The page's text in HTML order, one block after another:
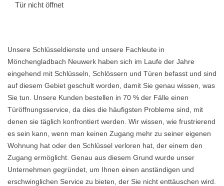
Tür nicht öffnet
Unsere Schlüsseldienste und unsere Fachleute in
Mönchengladbach Neuwerk haben sich im Laufe der Jahre
eingehend mit Schlüsseln, Schlössern und Türen befasst und sind
auf diesem Gebiet geschult worden, damit Sie genau wissen, was
Sie tun. Unsere Kunden bestellen in 70 % der Fälle einen
Türöffnungsservice, da dies die häufigsten Probleme sind, mit
denen sie täglich konfrontiert werden. Wir wissen, wie frustrierend
es sein kann, wenn man keinen Zugang mehr zu seiner eigenen
Wohnung hat oder den Schlüssel verloren hat, der einem den
Zugang ermöglicht. Genau aus diesem Grund wurde unser
Unternehmen gegründet, um Ihnen einen anständigen und
erschwinglichen Service zu bieten, der Sie nicht enttäuschen wird.